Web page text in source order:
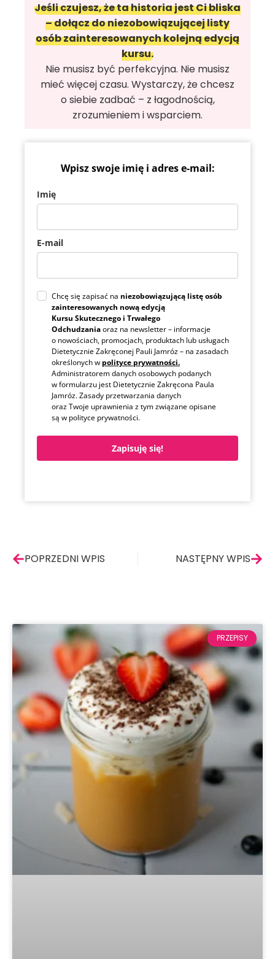
Jeśli czujesz, że ta historia jest Ci bliska
– dołącz do niezobowiązującej listy
osób zainteresowanych kolejną edycją
kursu.
Nie musisz być perfekcyjna. Nie musisz
mieć więcej czasu. Wystarczy, że chcesz
o siebie zadbać – z łagodnością,
zrozumieniem i wsparciem.
Wpisz swoje imię i adres e-mail:
Imię
E-mail
Chcę się zapisać na niezobowiązującą listę osób
zainteresowanych nową edycją
Kursu Skutecznego i Trwałego
Odchudzaniaoraz na newsletter – informacje
o nowościach, promocjach, produktach lub usługach
Dietetycznie Zakręconej Pauli Jamróz – na zasadach
określonych w polityce prywatności.
Administratorem danych osobowych podanych
w formularzu jest Dietetycznie Zakręcona Paula
Jamróz. Zasady przetwarzania danych
oraz Twoje uprawnienia z tym związane opisane
są w polityce prywatności.
Zapisuję się!
POPRZEDNI WPIS NASTĘPNY WPIS
PRZEPISY